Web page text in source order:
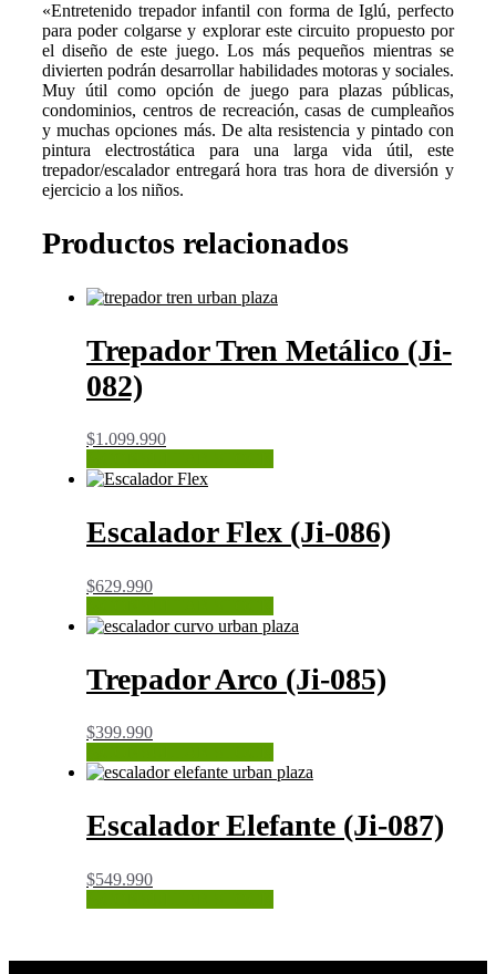
«Entretenido trepador infantil con forma de Iglú, perfecto
para poder colgarse y explorar este circuito propuesto por
el diseño de este juego. Los más pequeños mientras se
divierten podrán desarrollar habilidades motoras y sociales.
Muy útil como opción de juego para plazas públicas,
condominios, centros de recreación, casas de cumpleaños
y muchas opciones más. De alta resistencia y pintado con
pintura electrostática para una larga vida útil, este
trepador/escalador entregará hora tras hora de diversión y
ejercicio a los niños.
Productos relacionados
Trepador Tren Metálico (Ji-
082)
$1.099.990
Escalador Flex (Ji-086)
$629.990
Trepador Arco (Ji-085)
$399.990
Escalador Elefante (Ji-087)
$549.990